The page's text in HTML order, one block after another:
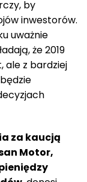
by
inwestorów.
uważnie
że 2019
ale z bardziej
za kaucją
Motor,